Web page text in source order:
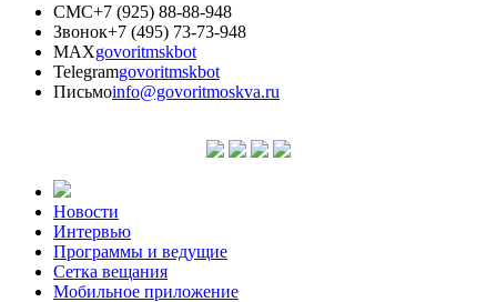
СМС+7 (925) 88-88-948
Звонок+7 (495) 73-73-948
MAXgovoritmskbot
Telegramgovoritmskbot
Письмоinfo@govoritmoskva.ru
Новости
Интервью
Программы и ведущие
Сетка вещания
Мобильное приложение